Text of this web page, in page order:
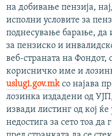
на добивање пензија,
исполни условите за
поднесување барање, да
за пензиско и
веб-страната на Фондот,
корисничко име и
uslugi.gov.mkсо најава
лозинка издадени од
извади листинг од кој
недостига за сето тоа да